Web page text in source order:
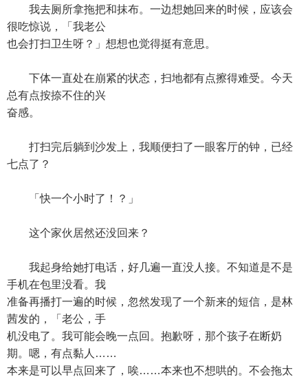
我去厕所拿拖把和抹布。一边想她回来的时候，应该会
很吃惊说，「我老公
也会打扫卫生呀？」想想也觉得挺有意思。
下体一直处在崩紧的状态，扫地都有点擦得难受。今天
总有点按捺不住的兴
奋感。
打扫完后躺到沙发上，我顺便扫了一眼客厅的钟，已经
七点了？
「快一个小时了！？」
这个家伙居然还没回来？
我起身给她打电话，好几遍一直没人接。不知道是不是
手机在包里没看。我
准备再播打一遍的时候，忽然发现了一个新来的短信，是林
茜发的，「老公，手
机没电了。我可能会晚一点回。抱歉呀，那个孩子在断奶
期。嗯，有点黏人……
本来是可以早点回来了，唉……本来也不想哄的。不会拖太